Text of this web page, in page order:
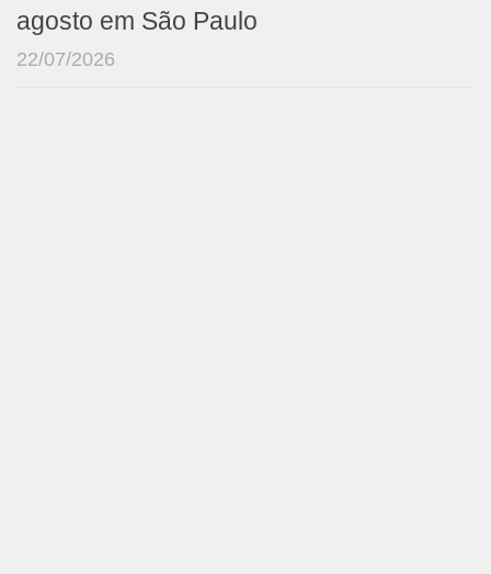
agosto em São Paulo
22/07/2026